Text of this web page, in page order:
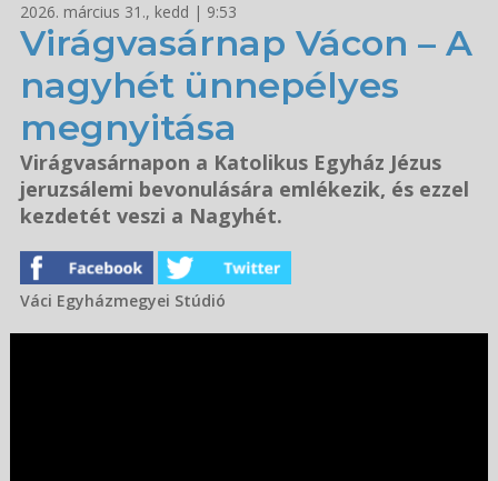
2026. március 31., kedd | 9:53
Virágvasárnap Vácon – A
nagyhét ünnepélyes
megnyitása
Virágvasárnapon a Katolikus Egyház Jézus
jeruzsálemi bevonulására emlékezik, és ezzel
kezdetét veszi a Nagyhét.
Váci Egyházmegyei Stúdió